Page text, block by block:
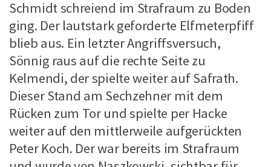
Schmidt schreiend im Strafraum zu Boden
ging. Der lautstark geforderte Elfmeterpfiff
blieb aus. Ein letzter Angriffsversuch,
Sönnig raus auf die rechte Seite zu
Kelmendi, der spielte weiter auf Safrath.
Dieser Stand am Sechzehner mit dem
Rücken zum Tor und spielte per Hacke
weiter auf den mittlerweile aufgerückten
Peter Koch. Der war bereits im Strafraum